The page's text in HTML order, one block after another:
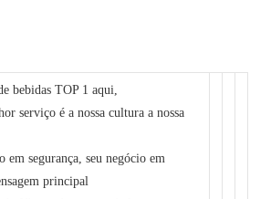
bebidas TOP 1 aqui,
serviço é a nossa cultura a nossa
em segurança, seu negócio em
principal